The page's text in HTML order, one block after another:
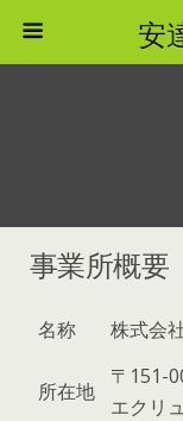
安
事業所概要
名称 株式会
所在地
〒151-
エクリ